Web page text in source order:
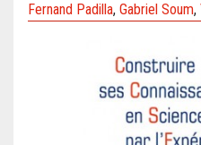
Fernand Padilla, Gabriel Soum,